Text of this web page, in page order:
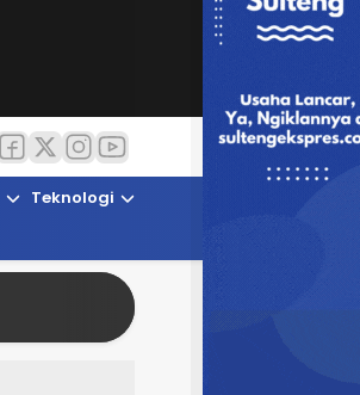
Teknologi